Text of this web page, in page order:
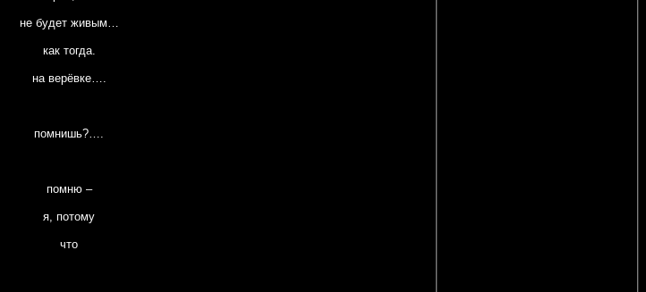
не будет живым…
как тогда.
на верёвке….
помнишь?….
помню –
я, потому
что